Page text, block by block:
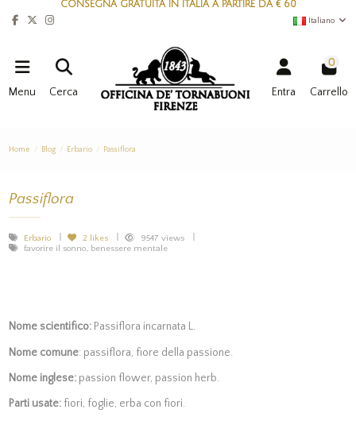
CONSEGNA GRATUITA IN ITALIA A PARTIRE DA € 60
Italiano
Menu Cerca Entra
0
Carrello
Home Blog Erbario Passiflora
Passiflora
Erbario 2 likes
9547 views
favorire il sonno, benessere mentale
Nome scientifico:Passiflora incarnata L.
Nome comune: passiflora, fiore della passione.
Nome inglese:passion flower, passion herb.
Parti usate:fiori, foglie, erba con fiori.